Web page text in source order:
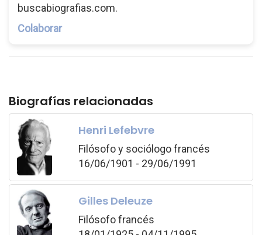
buscabiografias.com.
Colaborar
Biografías relacionadas
Henri Lefebvre
Filósofo y sociólogo francés
16/06/1901 - 29/06/1991
Gilles Deleuze
Filósofo francés